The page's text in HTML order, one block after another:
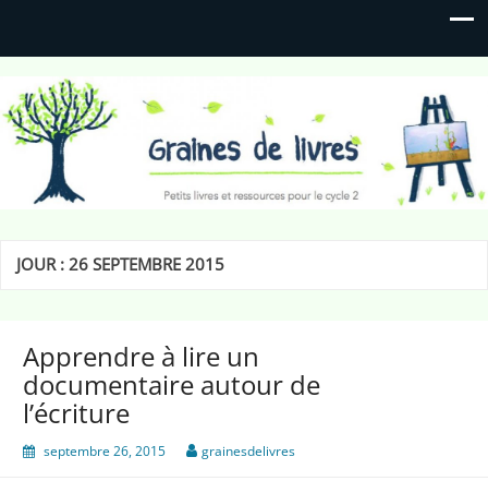
Graines de livres
Petits livres et ressources pour le cycle 2
JOUR :26 SEPTEMBRE 2015
Apprendre à lire un
documentaire autour de
l’écriture
septembre 26, 2015 grainesdelivres